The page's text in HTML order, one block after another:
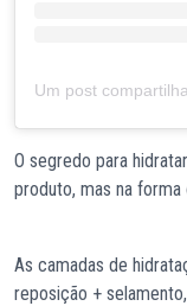
O segredo para
produto, mas na
As camadas de
reposição +